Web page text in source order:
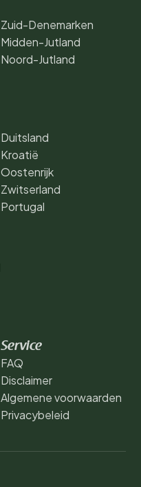
Zuid-Denemarken
Midden-Jutland
Noord-Jutland
Duitsland
Kroatië
Oostenrijk
Zwitserland
Portugal
Service
FAQ
Disclaimer
Algemene voorwaarden
Privacybeleid